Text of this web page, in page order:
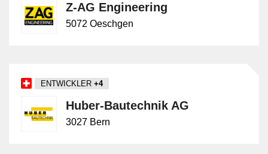
Z-AG Engineering
5072 Oeschgen
ENTWICKLER +4
Huber-Bautechnik AG
3027 Bern